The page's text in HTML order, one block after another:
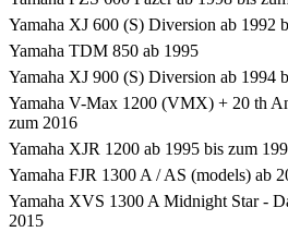
Yamaha XJ 600 (S) Diversion ab 1992
Yamaha TDM 850 ab 1995
Yamaha XJ 900 (S) Diversion ab 1994
Yamaha V-Max 1200 (VMX) + 20 th
zum 2016
Yamaha XJR 1200 ab 1995 bis zum
Yamaha FJR 1300 A / AS (models) ab
Yamaha XVS 1300 A Midnight Star -
2015